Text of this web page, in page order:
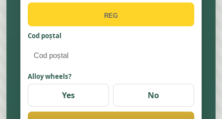
Cod poștal
Alloy wheels?
Yes No